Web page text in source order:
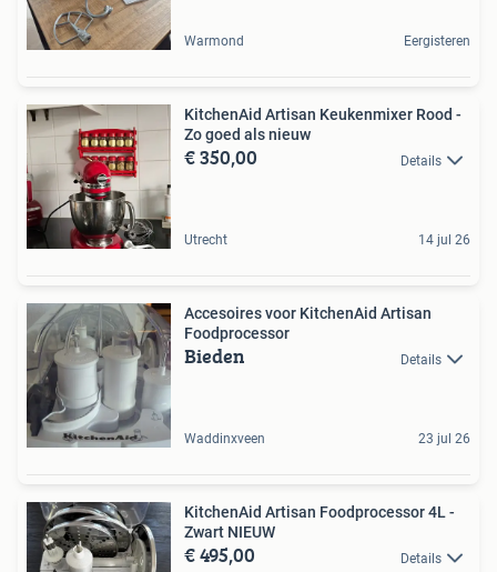
Warmond Eergisteren
KitchenAid Artisan Keukenmixer Rood -
Zo goed als nieuw
€ 350,00 Details
Utrecht 14 jul 26
Accesoires voor KitchenAid Artisan
Foodprocessor
Bieden Details
Waddinxveen 23 jul 26
KitchenAid Artisan Foodprocessor 4L -
Zwart NIEUW
€ 495,00 Details